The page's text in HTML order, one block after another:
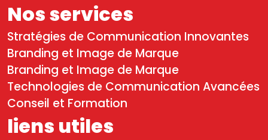
liens utiles
Nos services
Stratégies de Communication Innovantes
Branding et Image de Marque
Branding et Image de Marque
Technologies de Communication Avancées
Conseil et Formation